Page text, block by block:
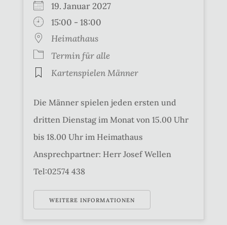
19. Januar 2027
15:00 - 18:00
Heimathaus
Termin für alle
Kartenspielen Männer
Die Männer spielen jeden ersten und
dritten Dienstag im Monat von 15.00 Uhr
bis 18.00 Uhr im Heimathaus
Ansprechpartner: Herr Josef Wellen
Tel:02574 438
WEITERE INFORMATIONEN